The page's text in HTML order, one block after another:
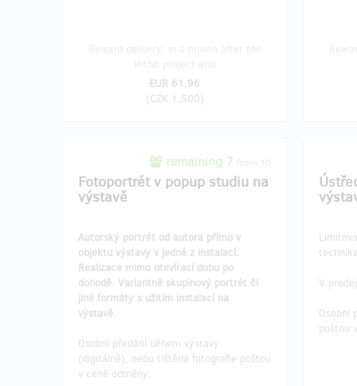
EUR 61.96
(CZK 1,500)
remaining 7 from 10
Fotoportrét v popup studiu na
výstavě
Autorský portrét od autora přímo v
objektu výstavy v jedné z instalací.
Realizace mimo otevírací dobu po
dohodě. Variantně skupinový portrét či
jiné formáty s užitím instalací na
výstavě.
Osobní předání během výstavy
(digitálně), nebo tištěná fotografie poštou
v ceně odměny.
V
Osobní
poštou